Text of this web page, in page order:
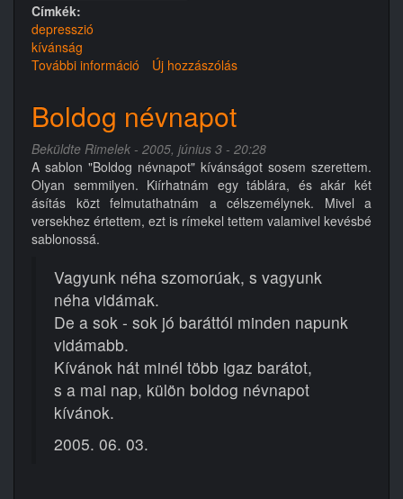
Címkék:
depresszió
kívánság
További információ Unom
tartalommal
kapcsolatosan
Új hozzászólás
Boldog névnapot
Beküldte Rimelek - 2005, június 3 - 20:28
A sablon "Boldog névnapot" kívánságot sosem szerettem.
Olyan semmilyen. Kiírhatnám egy táblára, és akár két
ásítás közt felmutathatnám a célszemélynek. Mivel a
versekhez értettem, ezt is rímekel tettem valamivel kevésbé
sablonossá.
Vagyunk néha szomorúak, s vagyunk
néha vidámak.
De a sok - sok jó baráttól minden napunk
vidámabb.
Kívánok hát minél több igaz barátot,
s a mai nap, külön boldog névnapot
kívánok.
2005. 06. 03.